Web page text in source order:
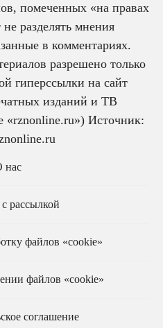
помеченных «на правах
разделять мнения
в комментариях.
разрешено только
гиперссылки на сайт
изданий и ТВ
«rznonline.ru») Источник:
нас
рассылкой
файлов «cookie»
файлов «cookie»
соглашение